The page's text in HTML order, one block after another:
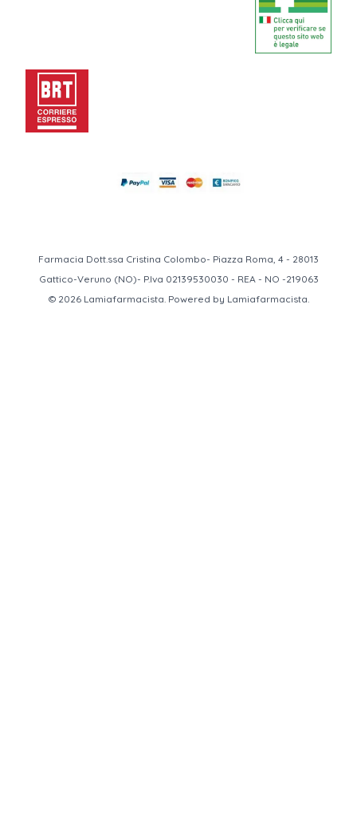
Farmacia Dott.ssa Cristina Colombo- Piazza Roma, 4 - 28013
Gattico-Veruno (NO)- P.Iva 02139530030 - REA - NO -219063
© 2026 Lamiafarmacista. Powered by Lamiafarmacista.